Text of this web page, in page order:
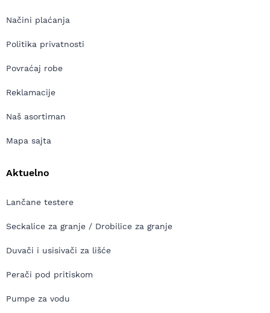
Načini plaćanja
Politika privatnosti
Povraćaj robe
Reklamacije
Naš asortiman
Mapa sajta
Aktuelno
Lančane testere
Seckalice za granje / Drobilice za granje
Duvači i usisivači za lišće
Perači pod pritiskom
Pumpe za vodu